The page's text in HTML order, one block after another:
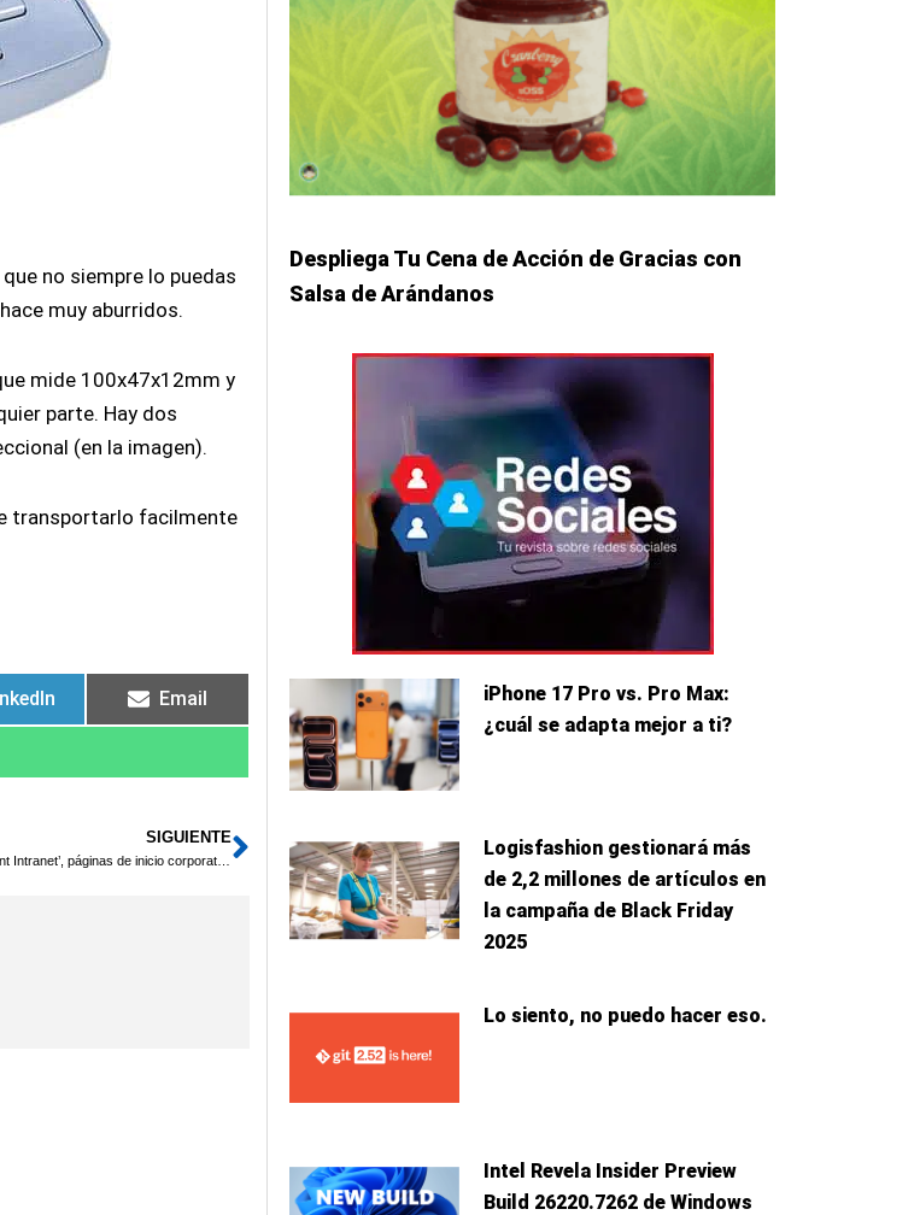
no siempre lo puedas
muy aburridos.
mide 100x47x12mm y
parte. Hay dos
(en la imagen).
transportarlo facilmente
Email
SIGUIENTESiguiente
Despliega Tu Cena de Acción de Gracias con
Salsa de Arándanos
iPhone 17 Pro vs. Pro Max:
¿cuál se adapta mejor a ti?
Logisfashion gestionará más
de 2,2 millones de artículos en
la campaña de Black Friday
2025
Lo siento, no puedo hacer eso.
Intel Revela Insider Preview
Build 26220.7262 de Windows